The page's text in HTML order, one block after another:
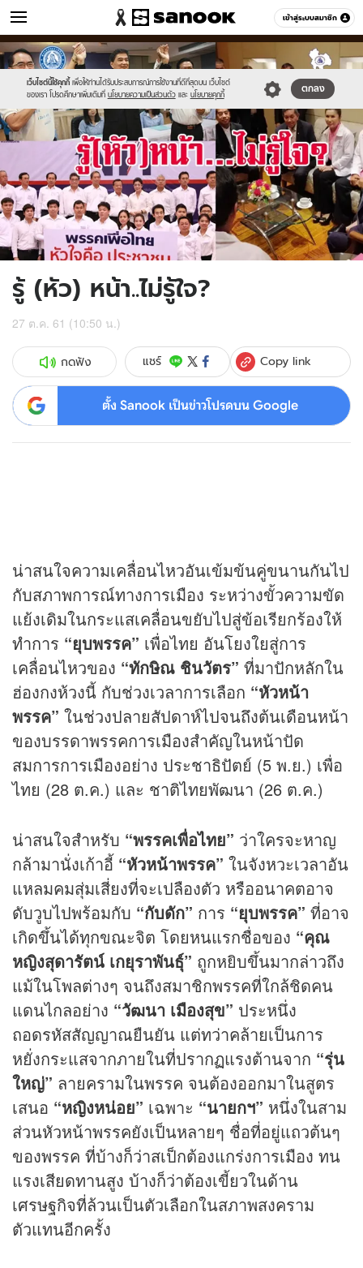
เข้าสู่ระบบสมาชิก
ข่าว หมวดอื่นๆ
เว็บไซต์นี้ใช้คุกกี้ เพื่อให้ท่านได้รับประสบการณ์การใช้งานที่ดีที่สุดบน เว็บไซต์
ของเรา โปรดศึกษาเพิ่มเติมที่ นโยบายความเป็นส่วนตัว และ นโยบายคุกกี้
ตกลง
Sanook
//s.isanook.com/sr/0/images/logo-
new-
sanook.png
600
60
//s.isanook.com/ns/0/ud/1511/7556126/political-
party-
leaders.jpg
รู้ (หัว) หน้า..ไม่รู้ใจ?
27 ต.ค. 61 (10:50 น.)
กดฟัง แชร์ Copy link
ตั้ง Sanook เป็นข่าวโปรดบน Google
น่าสนใจความเคลื่อนไหวอันเข้มข้นคู่ขนานกันไป
กับสภาพการณ์ทางการเมือง ระหว่างขั้วความขัด
แย้งเดิมในกระแสเคลื่อนขยับไปสู่ข้อเรียกร้องให้
ทำการ “ยุบพรรค” เพื่อไทย อันโยงใยสู่การ
เคลื่อนไหวของ “ทักษิณ ชินวัตร” ที่มาปักหลักใน
ฮ่องกงห้วงนี้ กับช่วงเวลาการเลือก “หัวหน้า
พรรค” ในช่วงปลายสัปดาห์ไปจนถึงต้นเดือนหน้า
ของบรรดาพรรคการเมืองสำคัญในหน้าปัด
สมการการเมืองอย่าง ประชาธิปัตย์ (5 พ.ย.) เพื่อ
ไทย (28 ต.ค.) และ ชาติไทยพัฒนา (26 ต.ค.)
น่าสนใจสำหรับ “พรรคเพื่อไทย” ว่าใครจะหาญ
กล้ามานั่งเก้าอี้ “หัวหน้าพรรค” ในจังหวะเวลาอัน
แหลมคมสุ่มเสี่ยงที่จะเปลืองตัว หรืออนาคตอาจ
ดับวูบไปพร้อมกับ “กับดัก” การ “ยุบพรรค” ที่อาจ
เกิดขึ้นได้ทุกขณะจิต โดยหนแรกชื่อของ “คุณ
หญิงสุดารัตน์ เกยุราพันธุ์” ถูกหยิบขึ้นมากล่าวถึง
แม้ในโพลต่างๆ จนถึงสมาชิกพรรคที่ใกล้ชิดคน
แดนไกลอย่าง “วัฒนา เมืองสุข” ประหนึ่ง
ถอดรหัสสัญญาณยืนยัน แต่ทว่าคล้ายเป็นการ
หยั่งกระแสจากภายในที่ปรากฏแรงต้านจาก “รุ่น
ใหญ่” ลายครามในพรรค จนต้องออกมาในสูตร
เสนอ “หญิงหน่อย” เฉพาะ “นายกฯ” หนึ่งในสาม
ส่วนหัวหน้าพรรคยังเป็นหลายๆ ชื่อที่อยู่แถวต้นๆ
ของพรรค ที่บ้างก็ว่าสเป็กต้องแกร่งการเมือง ทน
แรงเสียดทานสูง บ้างก็ว่าต้องเขี้ยวในด้าน
เศรษฐกิจที่ล้วนเป็นตัวเลือกในสภาพสงคราม
ตัวแทนอีกครั้ง